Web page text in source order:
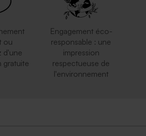
ou
d'une
gratuite
Engagement éco-
responsable : une
impression
respectueuse de
l'environnement